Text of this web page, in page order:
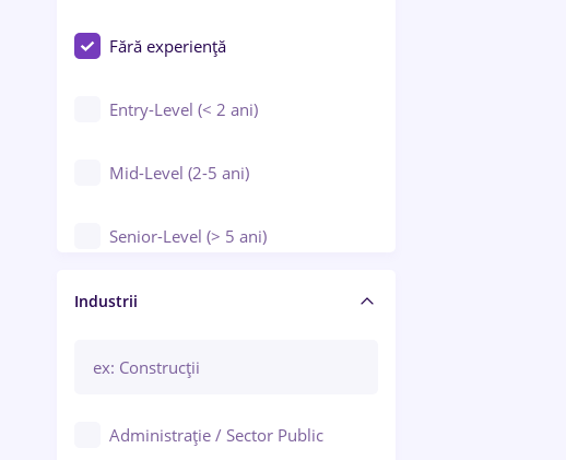
Fără experiență
Entry-Level (< 2 ani)
Mid-Level (2-5 ani)
Senior-Level (> 5 ani)
Manager / Executiv
Industrii
Administrație / Sector Public